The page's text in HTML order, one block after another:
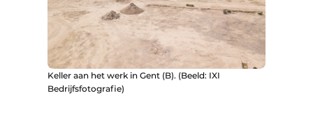
Keller aan het werk in Gent (B). (Beeld: IXI
Bedrijfsfotografie)